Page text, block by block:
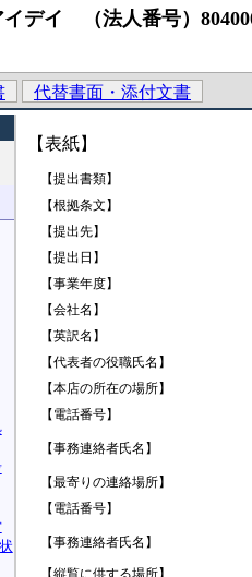
デイ （法人番号）
代替書面・添付文書